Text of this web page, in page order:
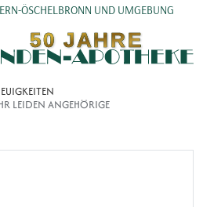
ÖSCHELBRONN UND UMGEBUNG
LEIDEN ANGEHÖRIGE